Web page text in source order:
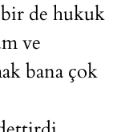
de hukuk
ve
bana çok